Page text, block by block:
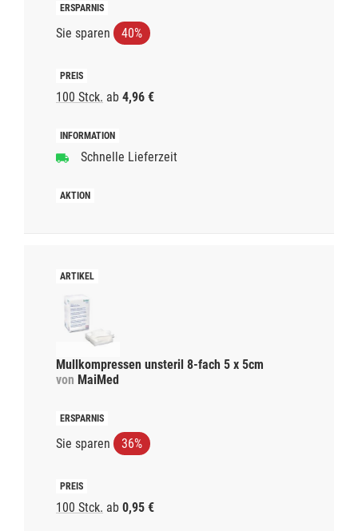
Sie sparen 40%
100 Stck. ab 4,96 €
Schnelle Lieferzeit
Mullkompressen unsteril 8-fach 5 x 5cm
von MaiMed
Sie sparen 36%
100 Stck. ab 0,95 €